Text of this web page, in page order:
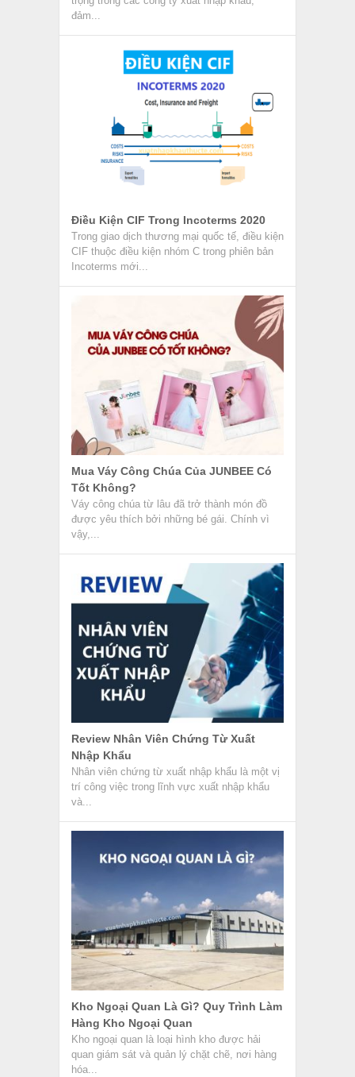
đảm...
Điều Kiện CIF Trong Incoterms 2020
Trong giao dịch thương mại quốc tế, điều kiện
CIF thuộc điều kiện nhóm C trong phiên bản
Incoterms mới...
Mua Váy Công Chúa Của JUNBEE Có
Tốt Không?
Váy công chúa từ lâu đã trở thành món đồ
được yêu thích bởi những bé gái. Chính vì
vậy,...
Review Nhân Viên Chứng Từ Xuất
Nhập Khẩu
Nhân viên chứng từ xuất nhập khẩu là một vị
trí công việc trong lĩnh vực xuất nhập khẩu
và...
Kho Ngoại Quan Là Gì? Quy Trình Làm
Hàng Kho Ngoại Quan
Kho ngoại quan là loại hình kho được hải
quan giám sát và quản lý chặt chẽ, nơi hàng
hóa...